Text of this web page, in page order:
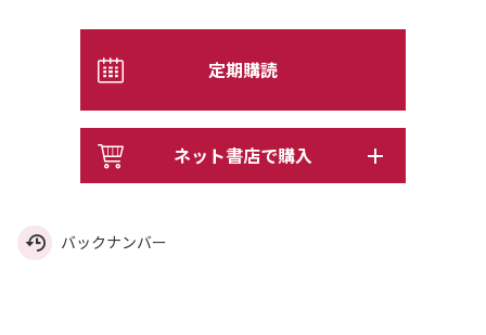
定期購読
ネット書店で購入
バックナンバー